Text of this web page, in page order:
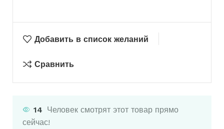
Добавить в список желаний
Сравнить
14 Человек смотрят этот товар прямо
сейчас!